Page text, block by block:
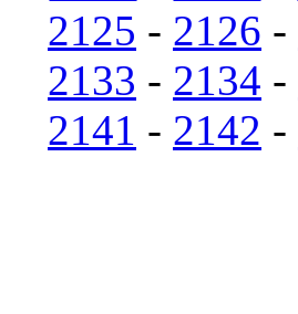
2125 - 2126 -
2133 - 2134 -
2141 - 2142 -